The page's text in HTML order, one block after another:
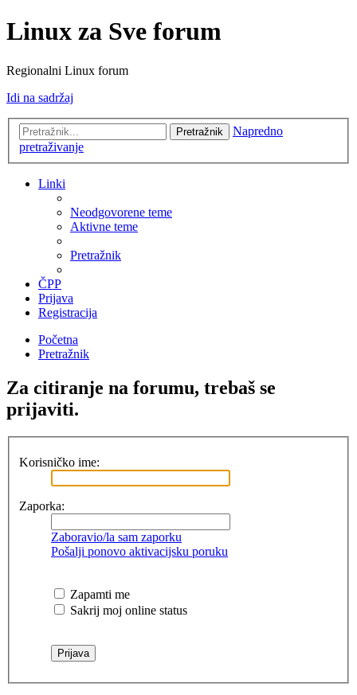
Linux za Sve forum
Regionalni Linux forum
Idi na sadržaj
Pretražnik
Napredno
pretraživanje
Linki
Neodgovorene teme
Aktivne teme
Pretražnik
ČPP
Prijava
Registracija
Početna
Pretražnik
Za citiranje na forumu, trebaš se
prijaviti.
Korisničko ime:
Zaporka:
Zaboravio/la sam zaporku
Pošalji ponovo aktivacijsku poruku
Zapamti me
Sakrij moj online status